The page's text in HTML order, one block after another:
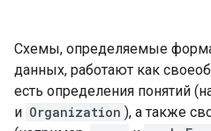
Схемы, определяемые
данных, работают как
есть определения понятий
и Organization ), а также